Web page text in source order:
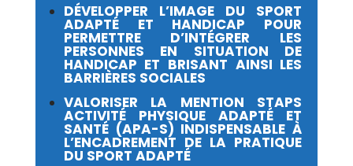
DÉVELOPPER L’IMAGE DU SPORT
ADAPTÉ ET HANDICAP POUR
PERMETTRE D’INTÉGRER LES
PERSONNES EN SITUATION DE
HANDICAP ET BRISANT AINSI LES
BARRIÈRES SOCIALES
VALORISER LA MENTION STAPS
ACTIVITÉ PHYSIQUE ADAPTÉ ET
SANTÉ (APA-S) INDISPENSABLE À
L’ENCADREMENT DE LA PRATIQUE
DU SPORT ADAPTÉ